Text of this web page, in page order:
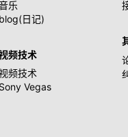
乐
blog(日记)
频技术
频技术
Sony Vegas